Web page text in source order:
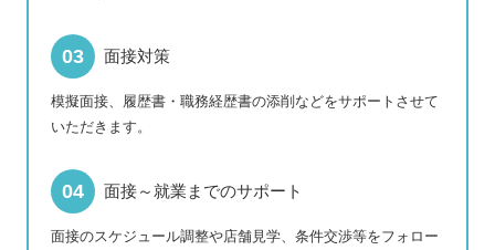
面接対策
模擬面接、履歴書・職務経歴書の添削などをサポートさせて
いただきます。
面接～就業までのサポート
面接のスケジュール調整や店舗見学、条件交渉等をフォロー